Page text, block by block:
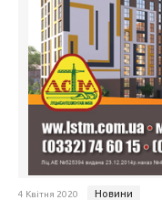
4 Квітня 2020 Новини